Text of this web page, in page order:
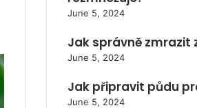
June 5, 2024
Jak správně zmrazit
June 5, 2024
Jak připravit půdu
June 5, 2024